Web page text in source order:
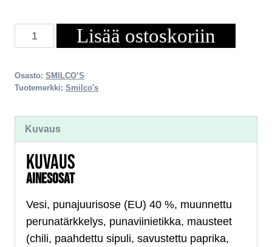
PUNAJUURI–
CHIPOTLE
150g
Lisää ostoskoriin
Osasto: SMILCO’S
Tuotemerkki: Smilco's
Kuvaus
KUVAUS
AINESOSAT
Vesi, punajuurisose (EU) 40 %, muunnettu
perunatärkkelys, punaviinietikka, mausteet
(chili, paahdettu sipuli, savustettu paprika,